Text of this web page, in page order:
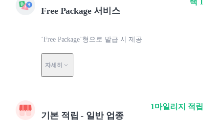
Free Package 서비스
‘Free Package’형으로 발급 시 제공
자세히
택 1
기본 적립 - 일반 업종
1마일리지 적립